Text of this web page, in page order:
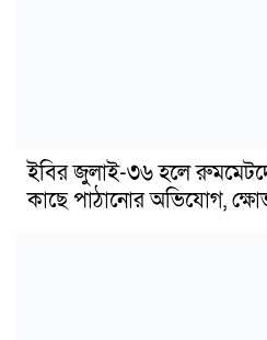
ইবির জুলাই-৩৬ হলে
কাছে পাঠানোর অভিযোগ,